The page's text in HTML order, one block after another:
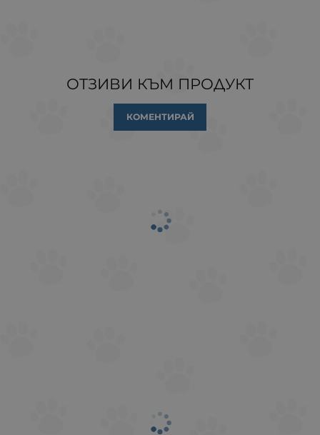
ОТЗИВИ КЪМ ПРОДУКТ
КОМЕНТИРАЙ